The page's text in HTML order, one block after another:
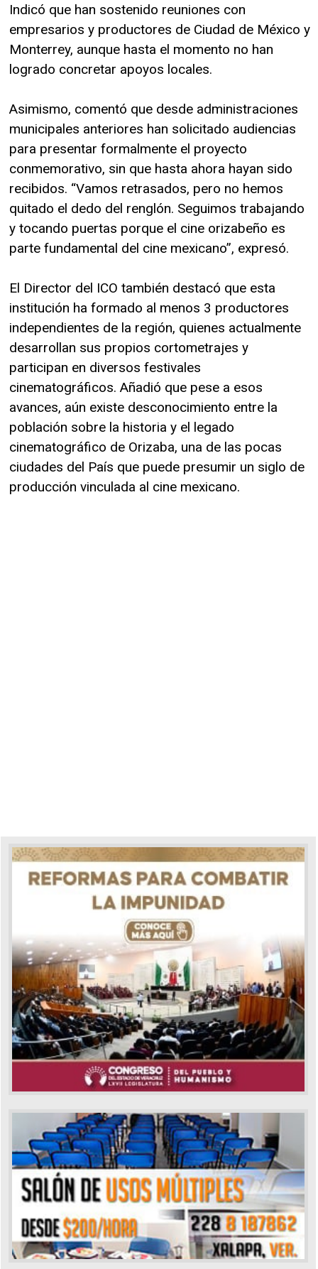
Indicó que han sostenido reuniones con
empresarios y productores de Ciudad de México y
Monterrey, aunque hasta el momento no han
logrado concretar apoyos locales.
Asimismo, comentó que desde administraciones
municipales anteriores han solicitado audiencias
para presentar formalmente el proyecto
conmemorativo, sin que hasta ahora hayan sido
recibidos. “Vamos retrasados, pero no hemos
quitado el dedo del renglón. Seguimos trabajando
y tocando puertas porque el cine orizabeño es
parte fundamental del cine mexicano”, expresó.
El Director del ICO también destacó que esta
institución ha formado al menos 3 productores
independientes de la región, quienes actualmente
desarrollan sus propios cortometrajes y
participan en diversos festivales
cinematográficos. Añadió que pese a esos
avances, aún existe desconocimiento entre la
población sobre la historia y el legado
cinematográfico de Orizaba, una de las pocas
ciudades del País que puede presumir un siglo de
producción vinculada al cine mexicano.